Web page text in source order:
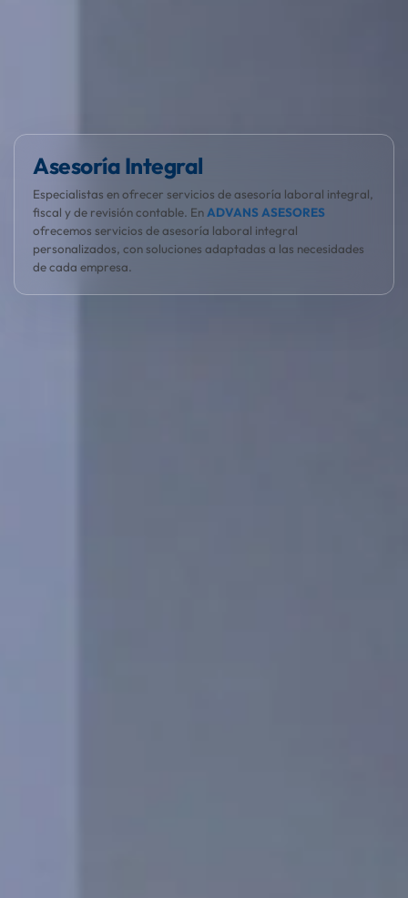
El cliente, el protagonista
En ADVANS ASESORES entendemos que la gestión laboral es
compleja. Nos encargamos de todo para que tu empresa
crezca sin preocupaciones.